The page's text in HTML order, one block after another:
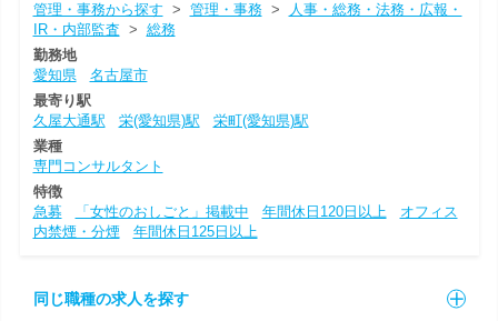
管理・事務から探す > 管理・事務>
人事・総務・法務・広報・
IR・内部監査 > 総務
勤務地
愛知県
名古屋市
最寄り駅
久屋大通駅
栄(愛知県)駅
栄町(愛知県)駅
業種
専門コンサルタント
特徴
急募
「女性のおしごと」掲載中 年間休日120日以上
オフィス
内禁煙・分煙
年間休日125日以上
同じ職種の求人を探す